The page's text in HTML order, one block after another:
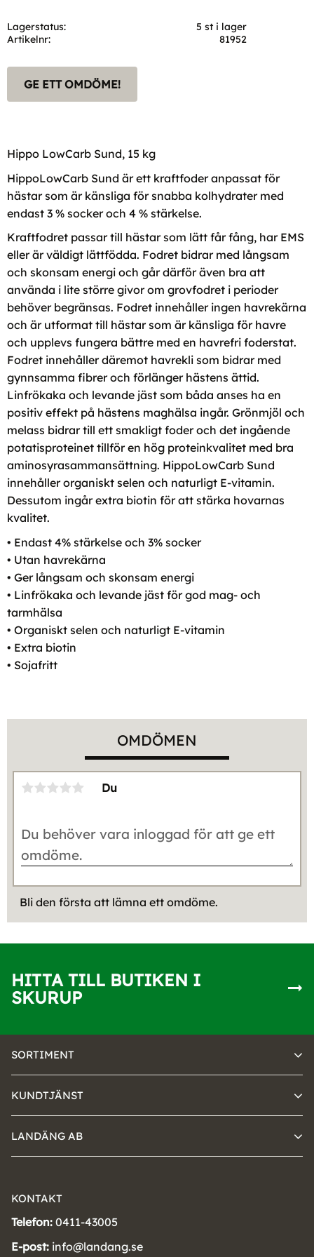
Lagerstatus
5 st i lager
Artikelnr
81952
GE ETT OMDÖME!
Hippo LowCarb Sund, 15 kg
HippoLowCarb Sund är ett kraftfoder anpassat för
hästar som är känsliga för snabba kolhydrater med
endast 3 % socker och 4 % stärkelse.
Kraftfodret passar till hästar som lätt får fång, har EMS
eller är väldigt lättfödda. Fodret bidrar med långsam
och skonsam energi och går därför även bra att
använda i lite större givor om grovfodret i perioder
behöver begränsas. Fodret innehåller ingen havrekärna
och är utformat till hästar som är känsliga för havre
och upplevs fungera bättre med en havrefri foderstat.
Fodret innehåller däremot havrekli som bidrar med
gynnsamma fibrer och förlänger hästens ättid.
Linfrökaka och levande jäst som båda anses ha en
positiv ef­fekt på hästens maghälsa ingår. Grönmjöl och
melass bidrar till ett smakligt foder och det ingående
potatisproteinet tillför en hög proteinkvalitet med bra
aminosyrasammansättning. HippoLowCarb Sund
innehåller organiskt selen och naturligt E-vitamin.
Dessutom ingår extra biotin för att stärka hovarnas
kvalitet.
• Endast 4% stärkelse och 3% socker
• Utan havrekärna
• Ger långsam och skonsam energi
• Linfrökaka och levande jäst för god mag- och
tarmhälsa
• Organiskt selen och naturligt E-vitamin
• Extra biotin
• Sojafritt
OMDÖMEN
Du
Bli den första att lämna ett omdöme.
HITTA TILL BUTIKEN I
SKURUP
SORTIMENT
KUNDTJÄNST
LANDÄNG AB
KONTAKT
Telefon: 0411-43005
E-post: info@landang.se